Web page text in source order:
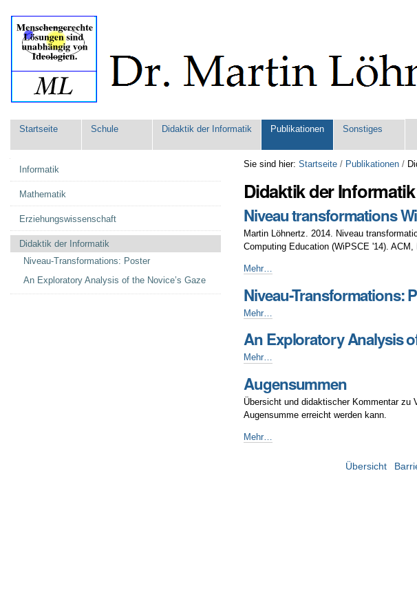
zum
Inhalt
Direkt
Navigation
Werkzeuge
Sektionen
Startseite Schule Didaktik der Informatik Publikationen Sonstiges
Sie sind hier: Startseite / Publikationen /
Didaktik der Informatik
Niveau transformations
Martin Löhnertz. 2014. Niveau
Computing Education (WiPSCE '14).
Niveau
WiPSCE'14
Mehr…
Niveau-Transformations:
Niveau-
Poster
-
Mehr…
An Exploratory Analysis
An
Analysis
of
the
Novice’s
Gaze
Mehr…
Augensummen
Übersicht und didaktischer Kommentar zu
Augensumme erreicht werden kann.
Augensummen
Mehr…
Informatik
Mathematik
Erziehungswissenschaft
Didaktik der Informatik
Niveau-Transformations: Poster
An Exploratory Analysis of the Novice’s Gaze
Übersicht